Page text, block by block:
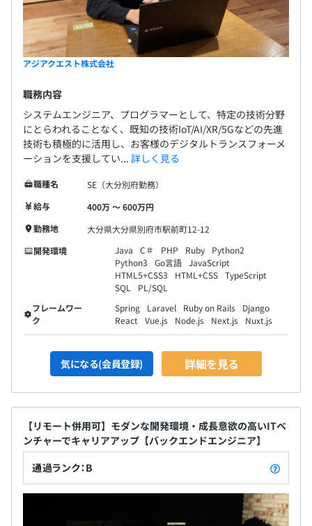
プロジェクトにより異なります。
アジアクエスト株式会社
職務内容
システムエンジニア、プログラマーとして、特定の技術分野
にとらわれることなく、既知の技術IoT/AI/XR/5Gなどの先進
技術も積極的に活用し、お客様のデジタルトランスフォーメ
ーションを支援してい... 詳しく見る
職種名
SE（大分別府勤務）
給与
400万 〜 600万円
勤務地
大分県大分県別府市駅前町12-12
開発環境
Java C＃ PHP Ruby
Python2
Python3
Go言語 JavaScript
HTML5+CSS3
HTML+CSS TypeScript
SQL
PL/SQL
フレームワー
ク
Spring Laravel Ruby on Rails
Django
React
Vue.js Node.js Next.js Nuxt.js
気になる(会員登録) 詳細を見る
【リモート併用可】モダンな開発環境・成長意欲の高いITベ
ンチャーでキャリアアップ【バックエンドエンジニア】
通過ランク：B